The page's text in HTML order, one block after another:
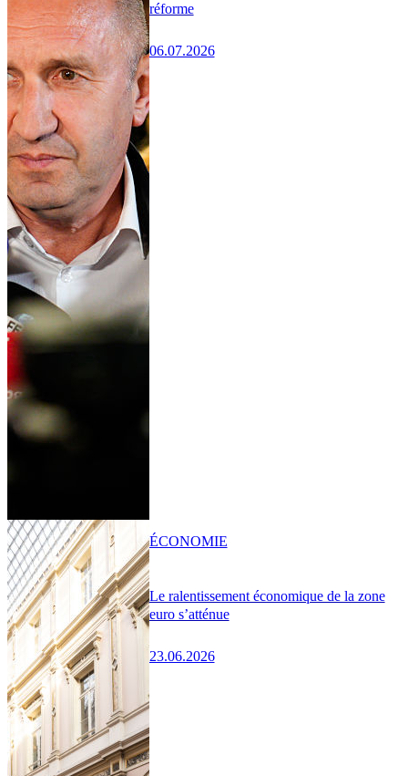
réforme
06.07.2026
Le ralentissement économique de la zone
euro s’atténue
23.06.2026
ÉCONOMIE